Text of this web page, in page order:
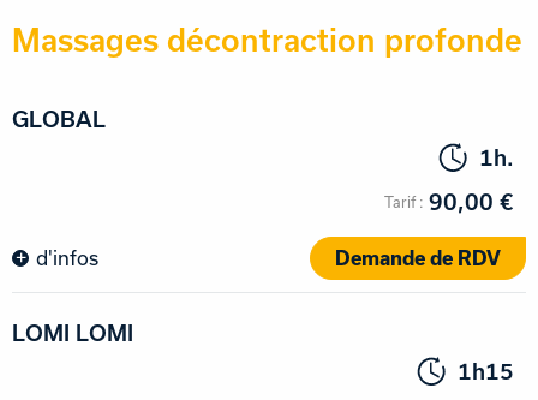
Massages décontraction profonde
GLOBAL
1h.
90,00 €
d'infos Demande de RDV
LOMI LOMI
1h15